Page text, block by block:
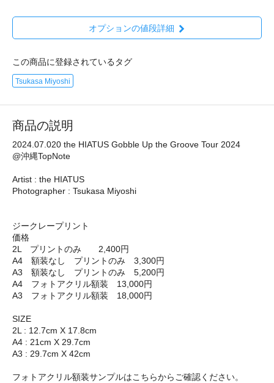
オプションの値段詳細
この商品に登録されているタグ
Tsukasa Miyoshi
商品の説明
2024.07.020 the HIATUS Gobble Up the Groove Tour 2024
@沖縄TopNote
Artist : the HIATUS
Photographer : Tsukasa Miyoshi
ジークレープリント
価格
2L プリントのみ 2,400円
A4 額装なし プリントのみ 3,300円
A3 額装なし プリントのみ 5,200円
A4 フォトアクリル額装 13,000円
A3 フォトアクリル額装 18,000円
SIZE
2L : 12.7cm X 17.8cm
A4 : 21cm X 29.7cm
A3 : 29.7cm X 42cm
フォトアクリル額装サンプルはこちらからご確認ください。